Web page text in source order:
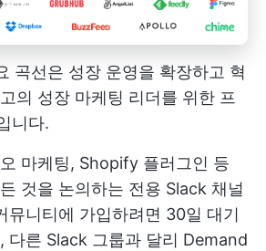
곡선은 성장 운영을 확장하고 혁
의 성장 마케팅 리더를 위한 프
니다.
마케팅, Shopify 플러그인 등
것을 논의하는 전용 Slack 채널
뮤니티에 가입하려면 30일 대기
다른 Slack 그룹과 달리 Demand